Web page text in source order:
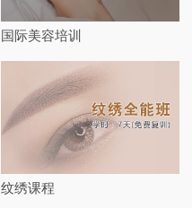
国际美容培训
纹绣课程